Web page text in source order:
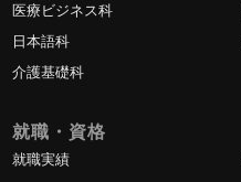
医療ビジネス科
日本語科
介護基礎科
就職・資格
就職実績